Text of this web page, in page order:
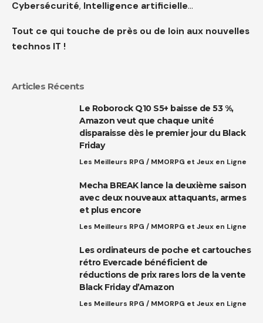
Cybersécurité, Intelligence artificielle…
Tout ce qui touche de près ou de loin aux nouvelles
technos IT !
Articles Récents
Le Roborock Q10 S5+ baisse de 53 %,
Amazon veut que chaque unité
disparaisse dès le premier jour du Black
Friday
Les Meilleurs RPG / MMORPG et Jeux en Ligne
Mecha BREAK lance la deuxième saison
avec deux nouveaux attaquants, armes
et plus encore
Les Meilleurs RPG / MMORPG et Jeux en Ligne
Les ordinateurs de poche et cartouches
rétro Evercade bénéficient de
réductions de prix rares lors de la vente
Black Friday d’Amazon
Les Meilleurs RPG / MMORPG et Jeux en Ligne